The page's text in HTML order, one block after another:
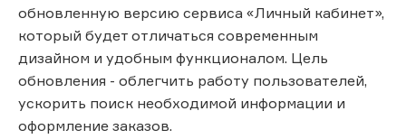
обновленную версию сервиса «Личный кабинет»,
который будет отличаться современным
дизайном и удобным функционалом. Цель
обновления - облегчить работу пользователей,
ускорить поиск необходимой информации и
оформление заказов.